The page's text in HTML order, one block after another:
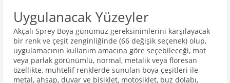
Uygulanacak Yüzeyler
Akçalı Sprey Boya günümüz gereksinimlerini karşılayacak
bir renk ve çeşit zenginliğinde (66 değişik seçenek) olup,
uygulamacının kullanım amacına göre seçebileceği, mat
veya parlak görünümlü, normal, metalik veya floresan
özellikte, muhtelif renklerde sunulan boya çeşitleri ile
metal, ahşap, duvar ve bisiklet, motosiklet, buz dolabı,